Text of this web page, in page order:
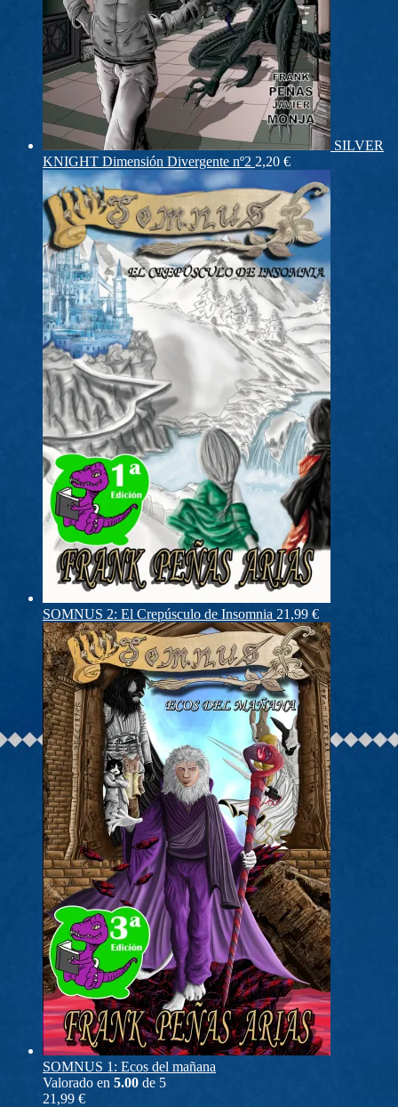
SILVER
KNIGHT Dimensión Divergente nº2 2,20 €
SOMNUS 2: El Crepúsculo de Insomnia 21,99 €
SOMNUS 1: Ecos del mañana
Valorado en 5.00 de 5
21,99 €